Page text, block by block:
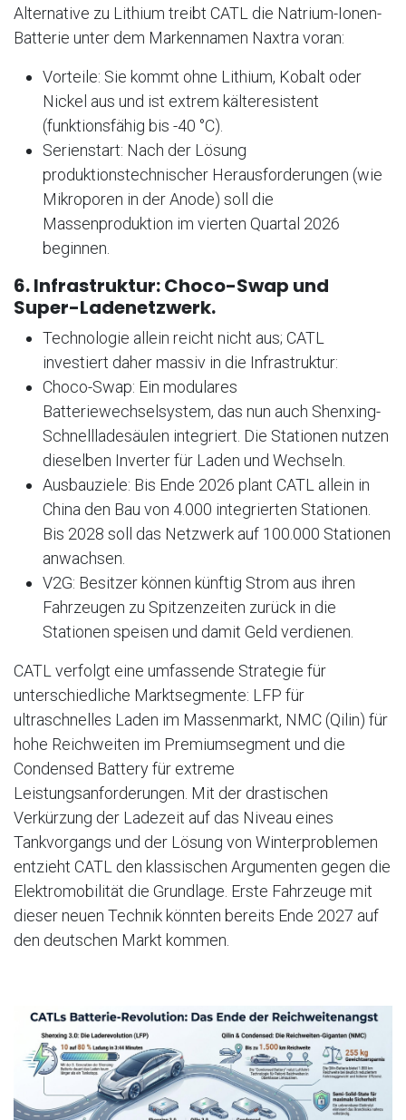
Alternative zu Lithium treibt CATL die Natrium-Ionen-
Batterie unter dem Markennamen Naxtra voran:
Vorteile: Sie kommt ohne Lithium, Kobalt oder
Nickel aus und ist extrem kälteresistent
(funktionsfähig bis -40 °C).
Serienstart: Nach der Lösung
produktionstechnischer Herausforderungen (wie
Mikroporen in der Anode) soll die
Massenproduktion im vierten Quartal 2026
beginnen.
6. Infrastruktur: Choco-Swap und
Super-Ladenetzwerk.
Technologie allein reicht nicht aus; CATL
investiert daher massiv in die Infrastruktur:
Choco-Swap: Ein modulares
Batteriewechselsystem, das nun auch Shenxing-
Schnellladesäulen integriert. Die Stationen nutzen
dieselben Inverter für Laden und Wechseln.
Ausbauziele: Bis Ende 2026 plant CATL allein in
China den Bau von 4.000 integrierten Stationen.
Bis 2028 soll das Netzwerk auf 100.000 Stationen
anwachsen.
V2G: Besitzer können künftig Strom aus ihren
Fahrzeugen zu Spitzenzeiten zurück in die
Stationen speisen und damit Geld verdienen.
CATL verfolgt eine umfassende Strategie für
unterschiedliche Marktsegmente: LFP für
ultraschnelles Laden im Massenmarkt, NMC (Qilin) für
hohe Reichweiten im Premiumsegment und die
Condensed Battery für extreme
Leistungsanforderungen. Mit der drastischen
Verkürzung der Ladezeit auf das Niveau eines
Tankvorgangs und der Lösung von Winterproblemen
entzieht CATL den klassischen Argumenten gegen die
Elektromobilität die Grundlage. Erste Fahrzeuge mit
dieser neuen Technik könnten bereits Ende 2027 auf
den deutschen Markt kommen.